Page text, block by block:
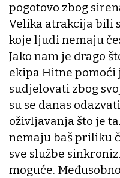
pogotovo zbog
Velika atrakcija bili
koje ljudi nemaju
Jako nam je drago
ekipa Hitne pomoći
sudjelovati zbog
su se danas
oživljavanja što je
nemaju baš priliku
sve službe
moguće.